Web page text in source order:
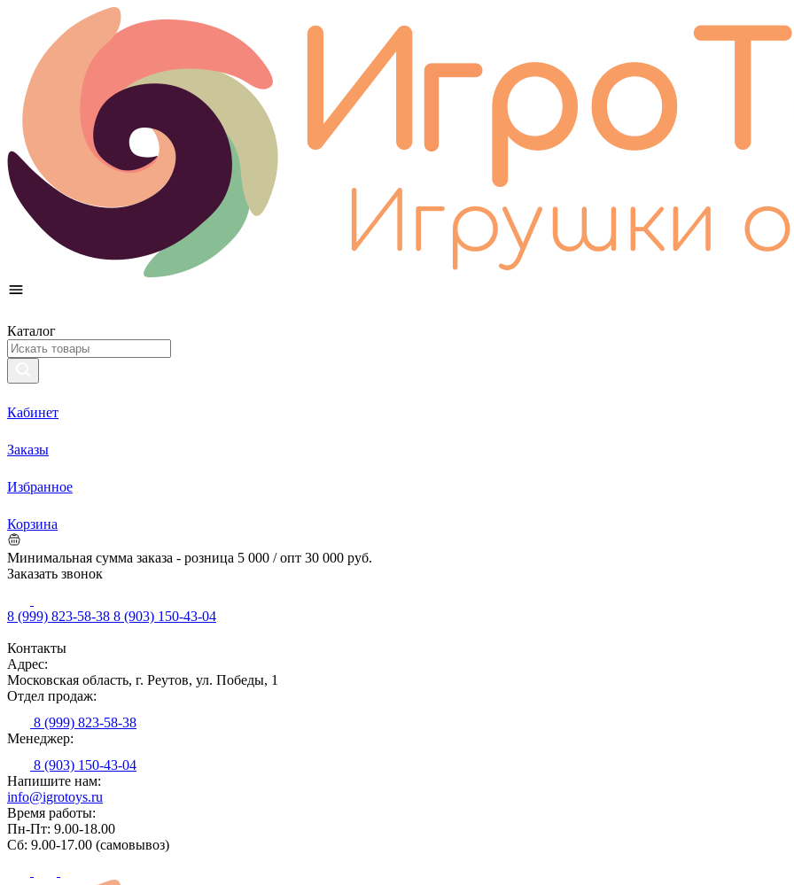
Каталог
Кабинет
Заказы
Избранное
Корзина
Минимальная сумма заказа - розница 5 000 / опт 30 000 руб.
Заказать звонок
8 (999) 823-58-38 8 (903) 150-43-04
Контакты
Адрес:
Московская область, г. Реутов, ул. Победы, 1
Отдел продаж:
8 (999) 823-58-38
Менеджер:
8 (903) 150-43-04
Напишите нам:
info@igrotoys.ru
Время работы:
Пн-Пт: 9.00-18.00
Сб: 9.00-17.00 (самовывоз)